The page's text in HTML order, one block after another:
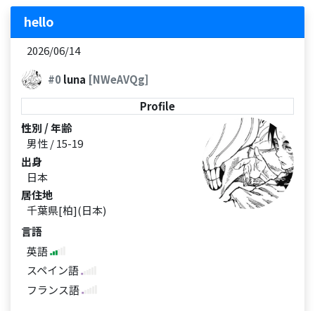
hello
2026/06/14
#0luna [NWeAVQg]
Profile
性別 / 年齢
男性 / 15-19
出身
日本
居住地
千葉県[柏](日本)
言語
英語
スペイン語
フランス語